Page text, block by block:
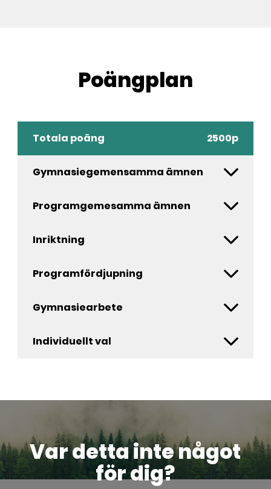
Poängplan
Totala poäng 2500p
Gymnasiegemensamma ämnen
Programgemesamma ämnen
Inriktning
Programfördjupning
Gymnasiearbete
Individuellt val
Var detta inte något
för dig?